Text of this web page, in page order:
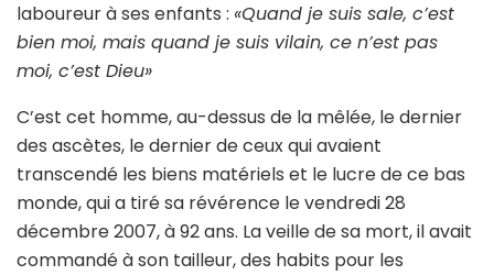
laboureur à ses enfants : «Quand je suis sale, c’est
bien moi, mais quand je suis vilain, ce n’est pas
moi, c’est Dieu»
C’est cet homme, au-dessus de la mêlée, le dernier
des ascètes, le dernier de ceux qui avaient
transcendé les biens matériels et le lucre de ce bas
monde, qui a tiré sa révérence le vendredi 28
décembre 2007, à 92 ans. La veille de sa mort, il avait
commandé à son tailleur, des habits pour les